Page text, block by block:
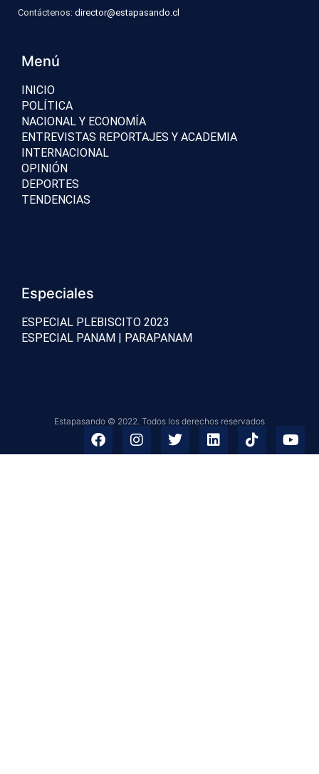
Contáctenos: director@estapasando.cl
Menú
INICIO
POLÍTICA
NACIONAL Y ECONOMÍA
ENTREVISTAS REPORTAJES Y ACADEMIA
INTERNACIONAL
OPINIÓN
DEPORTES
TENDENCIAS
Especiales
ESPECIAL PLEBISCITO 2023
ESPECIAL PANAM | PARAPANAM
Estapasando © 2022. Todos los derechos reservados